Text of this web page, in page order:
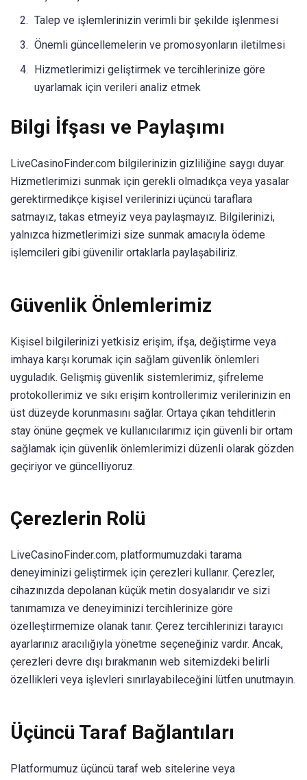
Talep ve işlemlerinizin verimli bir şekilde işlenmesi
Önemli güncellemelerin ve promosyonların iletilmesi
Hizmetlerimizi geliştirmek ve tercihlerinize göre
uyarlamak için verileri analiz etmek
Bilgi İfşası ve Paylaşımı
LiveCasinoFinder.com bilgilerinizin gizliliğine saygı duyar.
Hizmetlerimizi sunmak için gerekli olmadıkça veya yasalar
gerektirmedikçe kişisel verilerinizi üçüncü taraflara
satmayız, takas etmeyiz veya paylaşmayız. Bilgilerinizi,
yalnızca hizmetlerimizi size sunmak amacıyla ödeme
işlemcileri gibi güvenilir ortaklarla paylaşabiliriz.
Güvenlik Önlemlerimiz
Kişisel bilgilerinizi yetkisiz erişim, ifşa, değiştirme veya
imhaya karşı korumak için sağlam güvenlik önlemleri
uyguladık. Gelişmiş güvenlik sistemlerimiz, şifreleme
protokollerimiz ve sıkı erişim kontrollerimiz verilerinizin en
üst düzeyde korunmasını sağlar. Ortaya çıkan tehditlerin
stay önüne geçmek ve kullanıcılarımız için güvenli bir ortam
sağlamak için güvenlik önlemlerimizi düzenli olarak gözden
geçiriyor ve güncelliyoruz.
Çerezlerin Rolü
LiveCasinoFinder.com, platformumuzdaki tarama
deneyiminizi geliştirmek için çerezleri kullanır. Çerezler,
cihazınızda depolanan küçük metin dosyalarıdır ve sizi
tanımamıza ve deneyiminizi tercihlerinize göre
özelleştirmemize olanak tanır. Çerez tercihlerinizi tarayıcı
ayarlarınız aracılığıyla yönetme seçeneğiniz vardır. Ancak,
çerezleri devre dışı bırakmanın web sitemizdeki belirli
özellikleri veya işlevleri sınırlayabileceğini lütfen unutmayın.
Üçüncü Taraf Bağlantıları
Platformumuz üçüncü taraf web sitelerine veya